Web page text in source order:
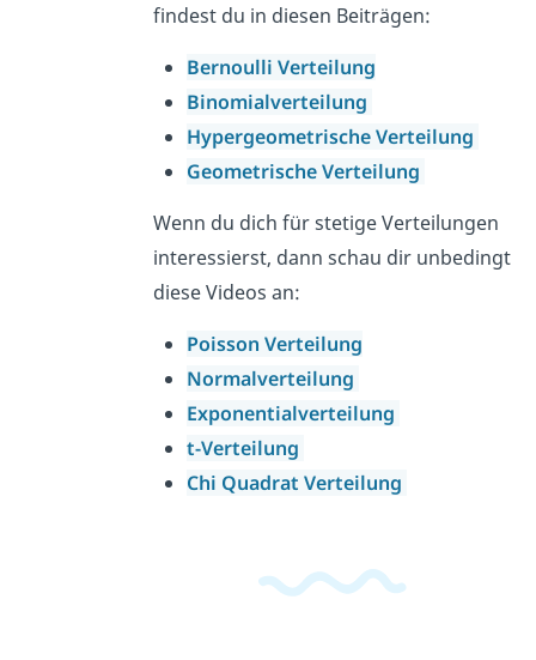
findest du in diesen Beiträgen:
Bernoulli Verteilung
Binomialverteilung
Hypergeometrische Verteilung
Geometrische Verteilung
Wenn du dich für stetige Verteilungen
interessierst, dann schau dir unbedingt
diese Videos an:
Poisson Verteilung
Normalverteilung
Exponentialverteilung
t-Verteilung
Chi Quadrat Verteilung